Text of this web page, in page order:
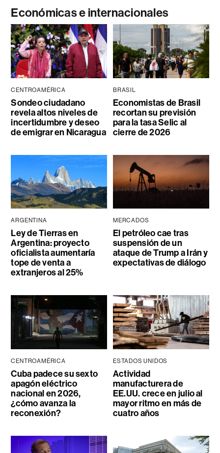
Económicas e internacionales
CENTROAMÉRICA
Sondeo ciudadano
revela altos niveles de
incertidumbre y deseo
de emigrar en Nicaragua
BRASIL
Economistas de Brasil
recortan su previsión
para la tasa Selic al
cierre de 2026
ARGENTINA
Ley de Tierras en
Argentina: proyecto
oficialista aumentaría
tope de venta a
extranjeros al 25%
MERCADOS
El petróleo cae tras
suspensión de un
ataque de Trump a Irán y
expectativas de diálogo
CENTROAMÉRICA
Cuba padece su sexto
apagón eléctrico
nacional en 2026,
¿cómo avanza la
reconexión?
ESTADOS UNIDOS
Actividad
manufacturera de
EE.UU. crece en julio al
mayor ritmo en más de
cuatro años